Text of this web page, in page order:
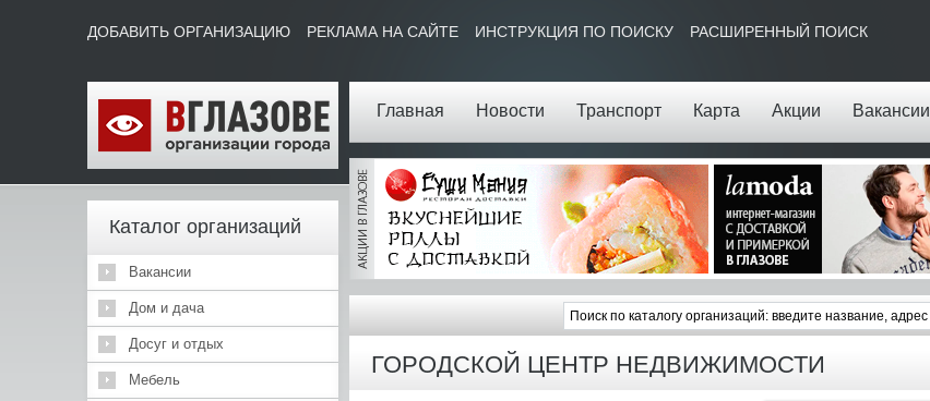
Главная Новости Транспорт Карта Акции Вакансии
ДОБАВИТЬ ОРГАНИЗАЦИЮ РЕКЛАМА НА САЙТЕ ИНСТРУКЦИЯ ПО ПОИСКУ РАСШИРЕННЫЙ ПОИСК
Каталог организаций
Вакансии
Дом и дача
Досуг и отдых
Мебель
ГОРОДСКОЙ ЦЕНТР НЕДВИЖИМОСТИ